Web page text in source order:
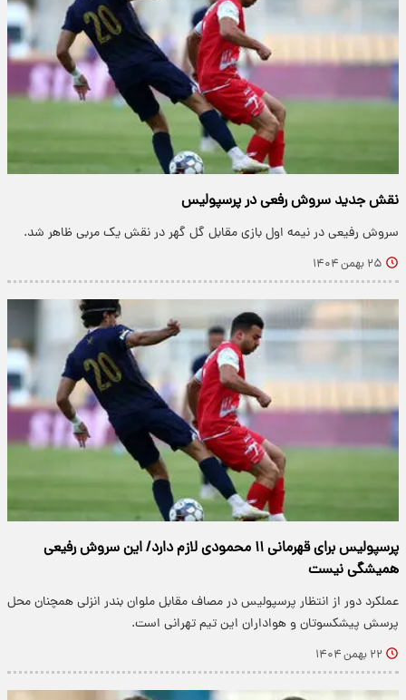
نقش جدید سروش رفعی در پرسپولیس
سروش رفیعی در نیمه اول بازی مقابل گل گهر در نقش یک مربی ظاهر شد.
۲۵ بهمن ۱۴۰۴
پرسپولیس برای قهرمانی ۱۱ محمودی لازم دارد/ این سروش رفیعی
همیشگی نیست
عملکرد دور از انتظار پرسپولیس در مصاف مقابل ملوان بندر انزلی همچنان محل
پرسش پیشکسوتان و هواداران این تیم تهرانی است.
۲۲ بهمن ۱۴۰۴